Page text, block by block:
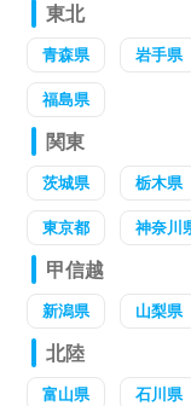
東北
青森県 岩手県
福島県
関東
茨城県 栃木県
東京都 神奈川
甲信越
新潟県 山梨県
北陸
富山県 石川県